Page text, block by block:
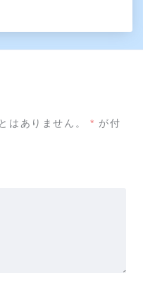
はありません。 * が付